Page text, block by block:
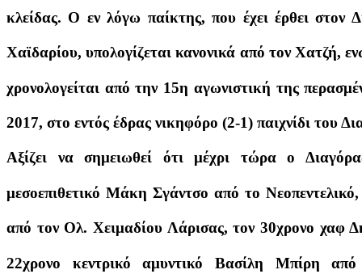
κλείδας. Ο εν λόγω παίκτης, που έχει έρθει στον
Χαϊδαρίου, υπολογίζεται κανονικά από τον Χατζή,
χρονολογείται από την 15η αγωνιστική της
2017, στο εντός έδρας νικηφόρο (2-1) παιχνίδι του
Αξίζει να σημειωθεί ότι μέχρι τώρα ο
μεσοεπιθετικό Μάκη Σγάντσο από το
από τον Ολ. Χειμαδίου Λάρισας, τον 30χρονο χαφ
22χρονο κεντρικό αμυντικό Βασίλη Μπίρη